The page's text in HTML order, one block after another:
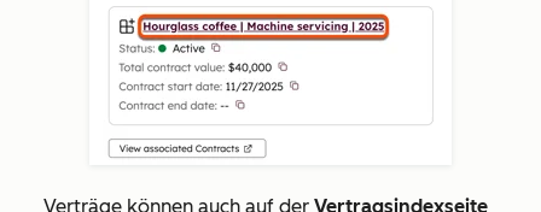
Verträge können auch auf der Vertragsindexseite